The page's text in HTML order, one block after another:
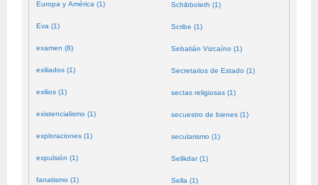
Europa y América (1)
Eva (1)
examen (8)
exiliados (1)
exilios (1)
existencialismo (1)
exploraciones (1)
expulsión (1)
fanatismo (1)
Schibboleth (1)
Scribe (1)
Sebatián Vizcaíno (1)
Secretarios de Estado (1)
sectas religiosas (1)
secuestro de bienes (1)
secularismo (1)
Selikdar (1)
Sella (1)